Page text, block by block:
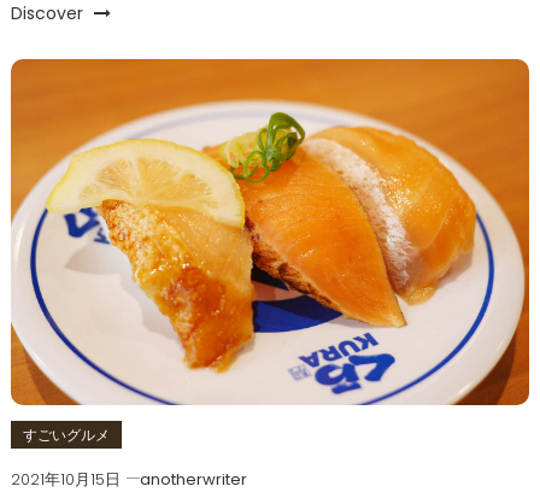
Discover
すごいグルメ
2021年10月15日
anotherwriter